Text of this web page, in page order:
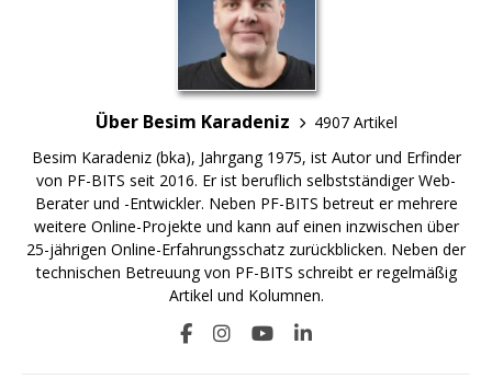
Über Besim Karadeniz
4907 Artikel
Besim Karadeniz (bka), Jahrgang 1975, ist Autor und Erfinder
von PF-BITS seit 2016. Er ist beruflich selbstständiger Web-
Berater und -Entwickler. Neben PF-BITS betreut er mehrere
weitere Online-Projekte und kann auf einen inzwischen über
25-jährigen Online-Erfahrungsschatz zurückblicken. Neben der
technischen Betreuung von PF-BITS schreibt er regelmäßig
Artikel und Kolumnen.